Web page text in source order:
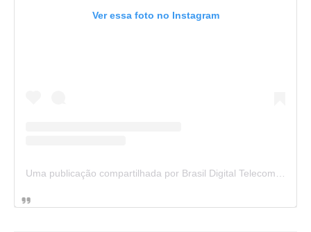
Ver essa foto no Instagram